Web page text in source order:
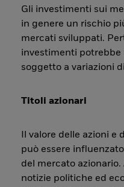
Gli investimenti sui
in genere un rischio
mercati sviluppati.
investimenti potrebbe
soggetto a variazioni
Titoli azionari
Il valore delle azioni
può essere
del mercato
notizie politiche ed